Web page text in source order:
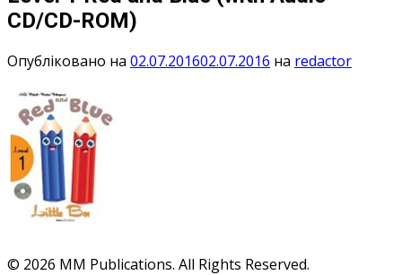
CD/CD-ROM)
Опубліковано на 02.07.201602.07.2016 на redactor
© 2026 MM Publications. All Rights Reserved.